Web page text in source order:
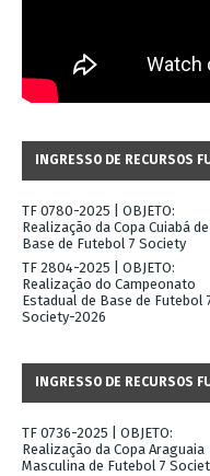
INGRESSO DE RECURSOS
TF 0780-2025 | OBJETO:
Realização da Copa Cuiabá de
Base de Futebol 7 Society
TF 2804-2025 | OBJETO:
Realização do Campeonato
Estadual de Base de Futebol
Society-2026
INGRESSO DE RECURSOS
TF 0736-2025 | OBJETO:
Realização da Copa Araguaia
Masculina de Futebol 7